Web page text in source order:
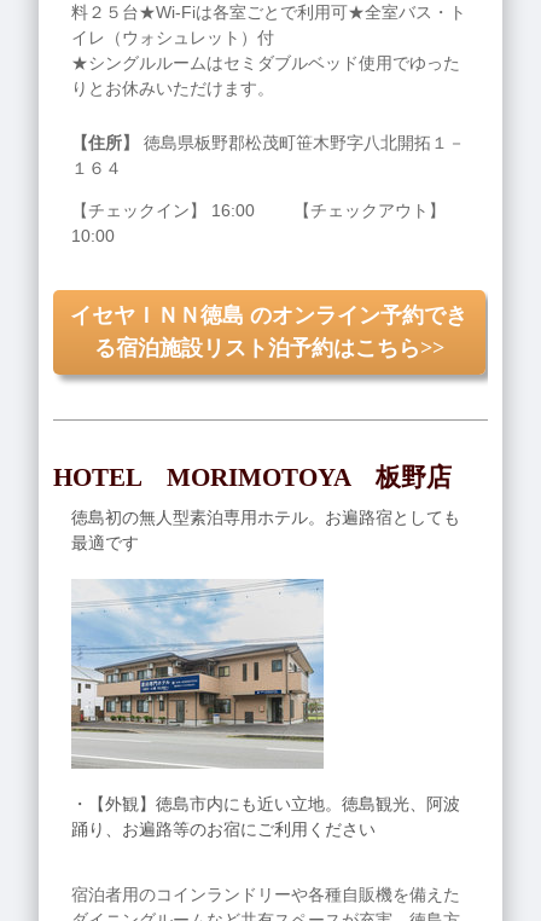
料２５台★Wi-Fiは各室ごとで利用可★全室バス・ト
イレ（ウォシュレット）付
★シングルルームはセミダブルベッド使用でゆった
りとお休みいただけます。
【住所】
徳島県板野郡松茂町笹木野字八北開拓１－
１６４
【チェックイン】 16:00 【チェックアウト】
10:00
イセヤＩＮＮ徳島 のオンライン予約でき
る宿泊施設リスト泊予約はこちら>>
HOTEL MORIMOTOYA 板野店
徳島初の無人型素泊専用ホテル。お遍路宿としても
最適です
・【外観】徳島市内にも近い立地。徳島観光、阿波
踊り、お遍路等のお宿にご利用ください
宿泊者用のコインランドリーや各種自販機を備えた